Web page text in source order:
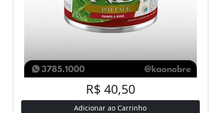
R$ 40,50
Adicionar ao Carrinho